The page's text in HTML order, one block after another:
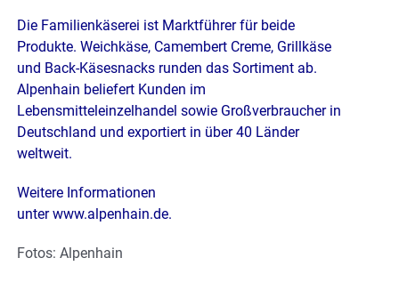
Die Familienkäserei ist Marktführer für beide
Produkte. Weichkäse, Camembert Creme, Grillkäse
und Back-Käsesnacks runden das Sortiment ab.
Alpenhain beliefert Kunden im
Lebensmitteleinzelhandel sowie Großverbraucher in
Deutschland und exportiert in über 40 Länder
weltweit.
Weitere Informationen
unter www.alpenhain.de.
Fotos: Alpenhain